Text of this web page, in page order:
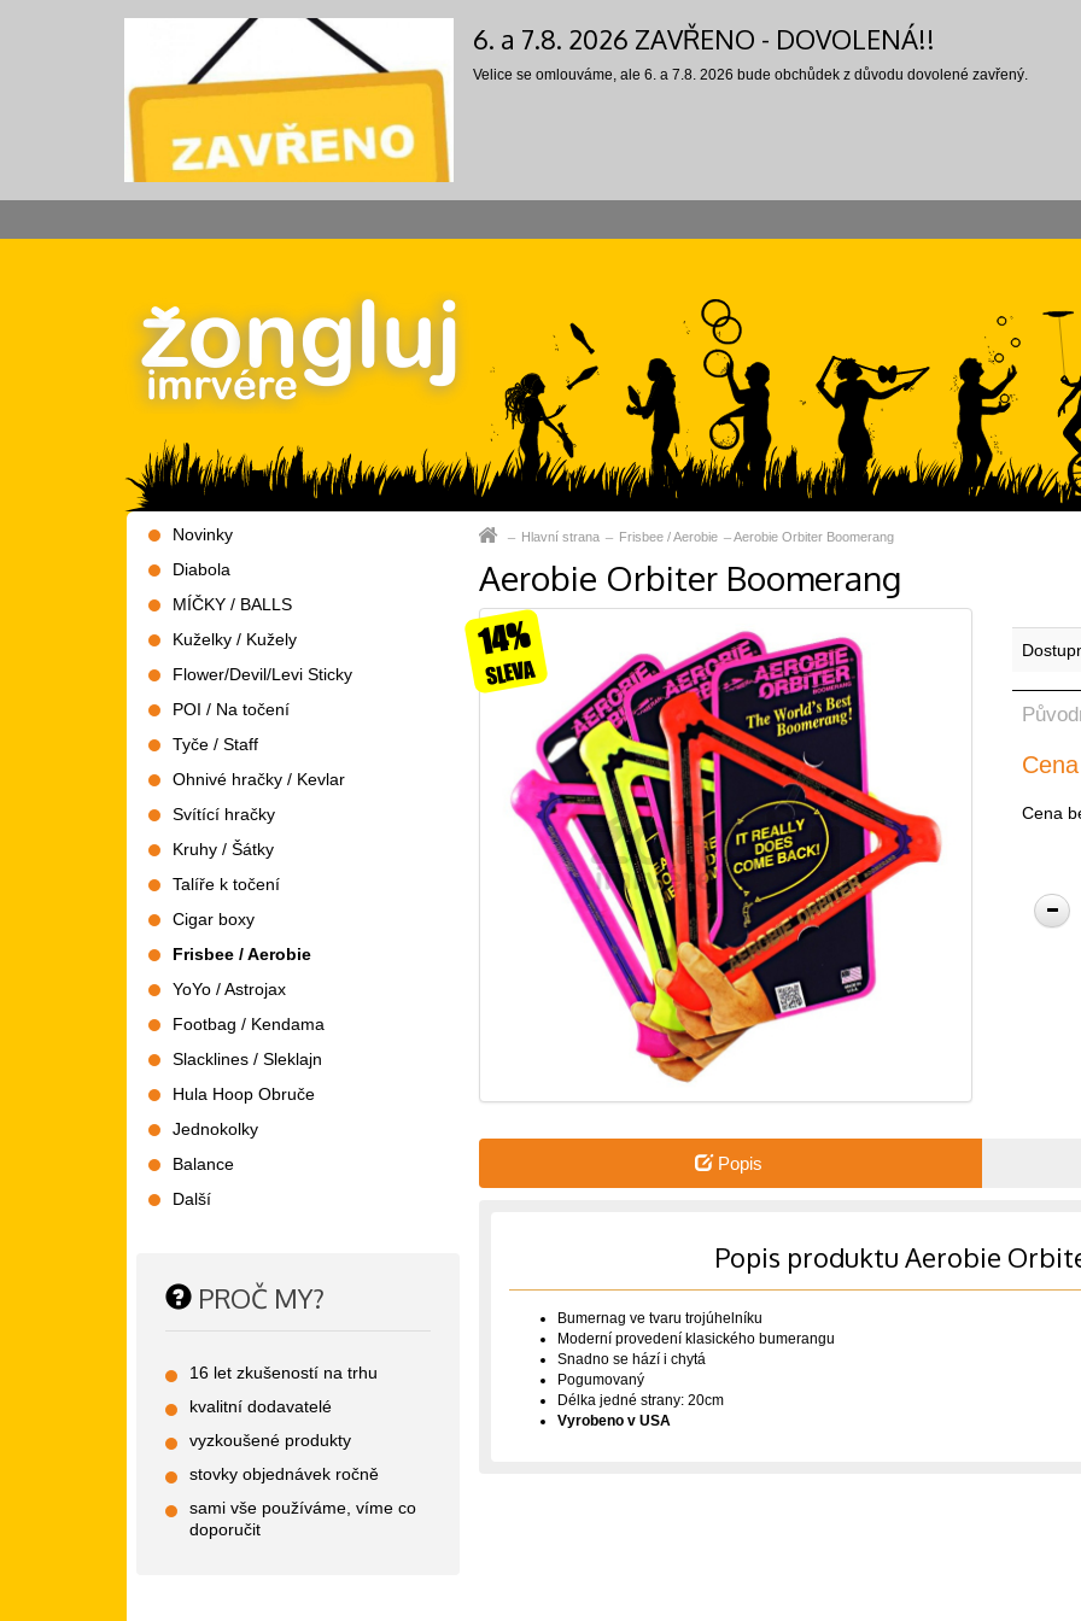
6. a 7.8. 2026 ZAVŘENO - DOVOLENÁ!!
Velice se omlouváme, ale 6. a 7.8. 2026 bude obchůdek z důvodu dovolené zavřený.
Hlavní strana Frisbee / Aerobie Aerobie Orbiter Boomerang
Aerobie Orbiter Boomerang
14%
SLEVA
Cena
Popis
Popis produktu Aerobie
Bumernag ve tvaru trojúhelníku
Moderní provedení klasického bumerangu
Snadno se hází i chytá
Pogumovaný
Délka jedné strany: 20cm
Vyrobeno v USA
Novinky
Diabola
MÍČKY / BALLS
Kuželky / Kužely
Flower/Devil/Levi Sticky
POI / Na točení
Tyče / Staff
Ohnivé hračky / Kevlar
Svítící hračky
Kruhy / Šátky
Talíře k točení
Cigar boxy
Frisbee / Aerobie
YoYo / Astrojax
Footbag / Kendama
Slacklines / Sleklajn
Hula Hoop Obruče
Jednokolky
Balance
Další
PROČ MY?
16 let zkušeností na trhu
kvalitní dodavatelé
vyzkoušené produkty
stovky objednávek ročně
sami vše používáme, víme co
doporučit